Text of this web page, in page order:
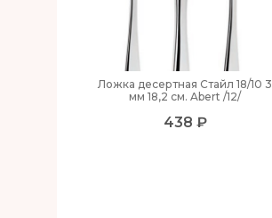
Ложка десертная Стайл 18/10 3
мм 18,2 см. Abert /12/
438 ₽